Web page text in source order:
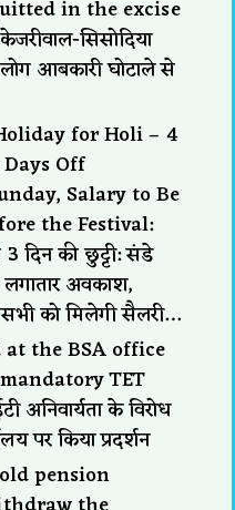
in the excise
सिसोदिया
आबकारी घोटाले से
for Holi – 4
Off
Salary to Be
the Festival:
दिन की छुट्टी: संडे
अवकाश,
को मिलेगी सैलरी…
the BSA office
TET
अनिवार्यता के विरोध
पर किया प्रदर्शन
pension